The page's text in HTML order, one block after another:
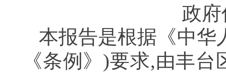
政
本报告是根据《中华
《条例》)要求,由丰